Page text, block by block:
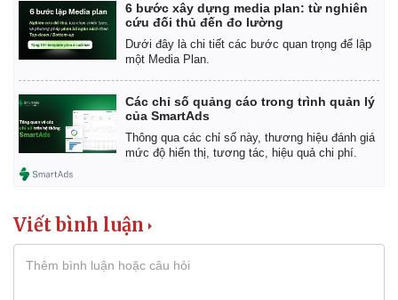
6 bước xây dựng media plan: từ nghiên
cứu đối thủ đến đo lường
Dưới đây là chi tiết các bước quan trọng để lập
một Media Plan.
Các chỉ số quảng cáo trong trình quản lý
của SmartAds
Thông qua các chỉ số này, thương hiệu đánh giá
mức độ hiển thị, tương tác, hiệu quả chi phí.
Viết bình luận